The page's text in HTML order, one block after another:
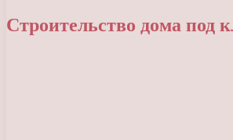
Строительство дома под